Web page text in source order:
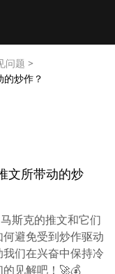
问题 >
的炒作？
文所带动的炒
斯克的推文和它们
避免受到炒作驱动
们在兴奋中保持冷
见解吧！🚀💰